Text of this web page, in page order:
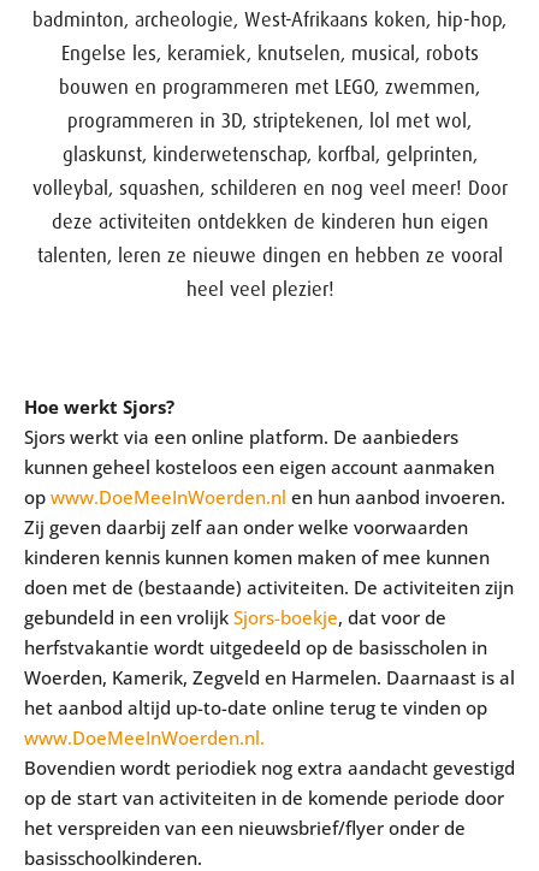
badminton, archeologie, West-Afrikaans koken, hip-hop,
Engelse les, keramiek, knutselen, musical, robots
bouwen en programmeren met LEGO, zwemmen,
programmeren in 3D, striptekenen, lol met wol,
glaskunst, kinderwetenschap, korfbal, gelprinten,
volleybal, squashen, schilderen en nog veel meer! Door
deze activiteiten ontdekken de kinderen hun eigen
talenten, leren ze nieuwe dingen en hebben ze vooral
heel veel plezier!
Hoe werkt Sjors?
Sjors werkt via een online platform. De aanbieders
kunnen geheel kosteloos een eigen account aanmaken
op www.DoeMeeInWoerden.nl en hun aanbod invoeren.
Zij geven daarbij zelf aan onder welke voorwaarden
kinderen kennis kunnen komen maken of mee kunnen
doen met de (bestaande) activiteiten. De activiteiten zijn
gebundeld in een vrolijk Sjors-boekje, dat voor de
herfstvakantie wordt uitgedeeld op de basisscholen in
Woerden, Kamerik, Zegveld en Harmelen. Daarnaast is al
het aanbod altijd up-to-date online terug te vinden op
www.DoeMeeInWoerden.nl.
Bovendien wordt periodiek nog extra aandacht gevestigd
op de start van activiteiten in de komende periode door
het verspreiden van een nieuwsbrief/flyer onder de
basisschoolkinderen.